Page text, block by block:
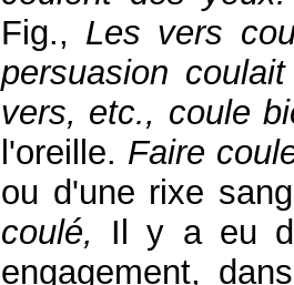
Fig., Les vers
persuasion
vers, etc., coule
l'oreille. Faire
ou d'une rixe
coulé, Il y a eu
engagement,